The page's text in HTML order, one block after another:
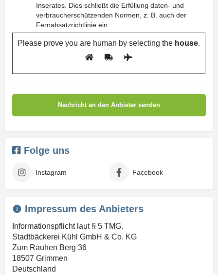
Inserates. Dies schließt die Erfüllung daten- und
verbraucherschützenden Normen, z. B. auch der
Fernabsatzrichtlinie ein.
Please prove you are human by selecting the house.
Folge uns
Instagram Facebook
Impressum des Anbieters
Informationspflicht laut § 5 TMG.
Stadtbäckerei Kühl GmbH & Co. KG
Zum Rauhen Berg 36
18507 Grimmen
Deutschland